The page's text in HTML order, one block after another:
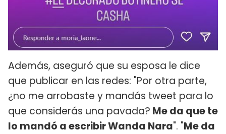
Además, aseguró que su esposa le dice
que publicar en las redes: "Por otra parte,
¿no me arrobaste y mandás tweet para lo
que considerás una pavada? Me da que te
lo mandó a escribir Wanda Nara". "Me da